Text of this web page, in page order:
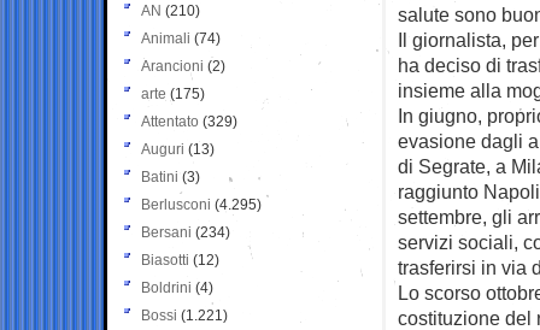
salute sono
Il giornalista,
ha deciso di
insieme alla
In giugno,
evasione dagli
di Segrate, a
raggiunto
settembre, gli
servizi sociali,
trasferirsi in via
Lo scorso
costituzione del
AN (210)
Animali (74)
Arancioni (2)
arte (175)
Attentato (329)
Auguri (13)
Batini (3)
Berlusconi (4.295)
Bersani (234)
Biasotti (12)
Boldrini (4)
Bossi (1.221)